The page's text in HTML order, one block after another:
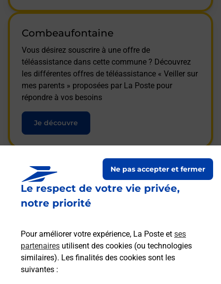
Le respect de votre vie privée,
notre priorité
Pour améliorer votre expérience, La Poste et ses
partenaires utilisent des cookies (ou technologies
similaires). Les finalités des cookies sont les
suivantes :
Ne pas accepter et fermer
Combeaufontaine
Vous désirez souscrire à une offre de
téléassistance dans cette commune ? Découvrez
les différentes offres de téléassistance « Veiller sur
mes parents » proposées par La Poste pour
répondre à vos besoins
Je découvre
Questions fréquemment
posées
La téléassistance classique avec
médaillon d’alarme qu’est ce que
c’est ?